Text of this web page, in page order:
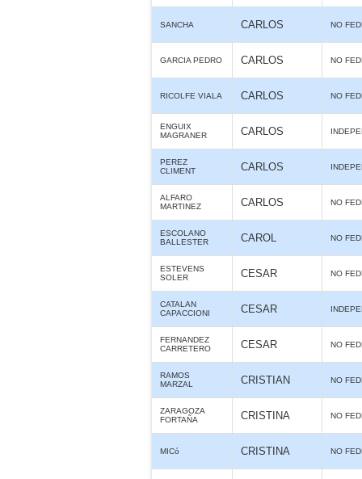
SANCHA CARLOS NO
GARCIA PEDRO CARLOS NO
RICOLFE VIALA CARLOS NO
ENGUIX
MAGRANER
CARLOS
PEREZ
CLIMENT
CARLOS
ALFARO
MARTINEZ
CARLOS NO
ESCOLANO
BALLESTER
CAROL NO
ESTEVENS
SOLER
CESAR NO
CATALAN
CAPACCIONI
CESAR
FERNANDEZ
CARRETERO
CESAR NO
RAMOS
MARZAL
CRISTIAN NO
ZARAGOZA
FORTAÑA
CRISTINA NO
MICó CRISTINA NO